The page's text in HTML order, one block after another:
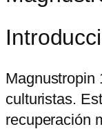
Magnustropin
culturistas.
recuperación